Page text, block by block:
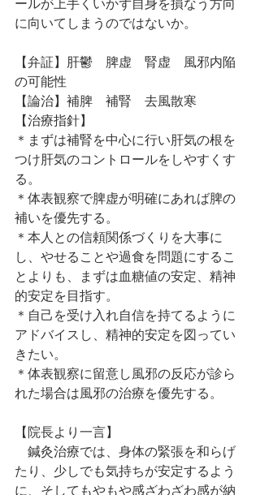
ールが上手くいかず自身を損なう方向
に向いてしまうのではないか。
【弁証】肝鬱　脾虚　腎虚　風邪内陥
の可能性
【論治】補脾　補腎　去風散寒
【治療指針】
＊まずは補腎を中心に行い肝気の根を
つけ肝気のコントロールをしやすくす
る。
＊体表観察で脾虚が明確にあれば脾の
補いを優先する。
＊本人との信頼関係づくりを大事に
し、やせることや過食を問題にするこ
とよりも、まずは血糖値の安定、精神
的安定を目指す。
＊自己を受け入れ自信を持てるように
アドバイスし、精神的安定を図ってい
きたい。
＊体表観察に留意し風邪の反応が診ら
れた場合は風邪の治療を優先する。
【院長より一言】
鍼灸治療では、身体の緊張を和らげ
たり、少しでも気持ちが安定するよう
に、そしてもやもや感ざわざわ感が納